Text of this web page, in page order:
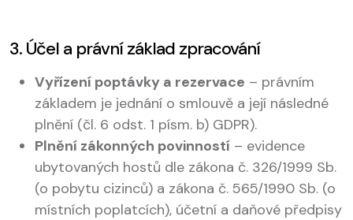
3. Účel a právní základ zpracování
Vyřízení poptávky a rezervace – právním
základem je jednání o smlouvě a její následné
plnění (čl. 6 odst. 1 písm. b) GDPR).
Plnění zákonných povinností – evidence
ubytovaných hostů dle zákona č. 326/1999 Sb.
(o pobytu cizinců) a zákona č. 565/1990 Sb. (o
místních poplatcích), účetní a daňové předpisy